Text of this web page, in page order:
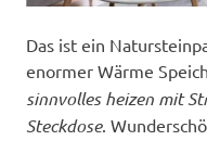
Das ist ein
enormer Wärme
sinnvolles heizen mit
Steckdose.